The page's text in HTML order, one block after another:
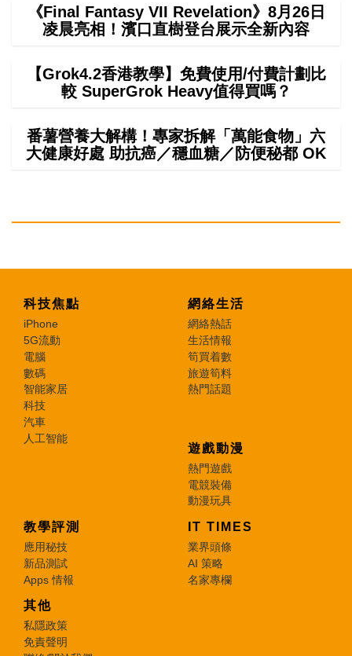
《Final Fantasy VII Revelation》8月26日
凌晨亮相！濱口直樹登台展示全新內容
【Grok4.2香港教學】免費使用/付費計劃比
較 SuperGrok Heavy值得買嗎？
番薯營養大解構！專家拆解「萬能食物」六
大健康好處 助抗癌／穩血糖／防便秘都 OK
科技焦點
iPhone
5G流動
電腦
數碼
智能家居
科技
汽車
人工智能
網絡生活
網絡熱話
生活情報
筍買着數
旅遊筍料
熱門話題
遊戲動漫
熱門遊戲
電競裝備
動漫玩具
教學評測
應用秘技
新品測試
Apps 情報
IT TIMES
業界頭條
AI 策略
名家專欄
其他
私隱政策
免責聲明